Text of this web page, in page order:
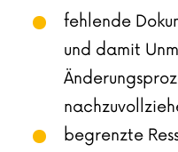
fehlende
und damit
begrenzte